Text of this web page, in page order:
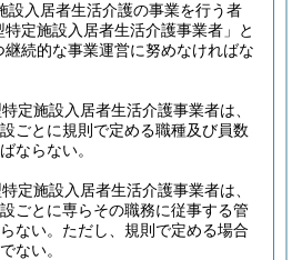
設入居者生活介護の事業を行う者
定施設入居者生活介護事業者」と
継続的な事業運営に努めなければな
定施設入居者生活介護事業者は、
ごとに規則で定める職種及び員数
ならない。
定施設入居者生活介護事業者は、
ごとに専らその職務に従事する管
ない。 ただし、規則で定める場合
ない。